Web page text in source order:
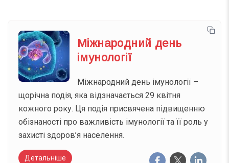
Міжнародний день
імунології
Міжнародний день імунології –
щорічна подія, яка відзначається 29 квітня
кожного року. Ця подія присвячена підвищенню
обізнаності про важливість імунології та її роль у
захисті здоров’я населення.
Детальніше